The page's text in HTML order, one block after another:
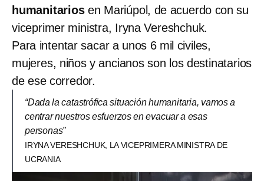
humanitariosen Mariúpol, de acuerdo con su
viceprimer ministra, Iryna Vereshchuk.
Para intentar sacar a unos 6 mil civiles,
mujeres, niños y ancianos son los destinatarios
de ese corredor.
“Dada la catastrófica situación humanitaria, vamos a
centrar nuestros esfuerzos en evacuar a esas
personas”
IRYNA VERESHCHUK, LA VICEPRIMERA MINISTRA DE
UCRANIA